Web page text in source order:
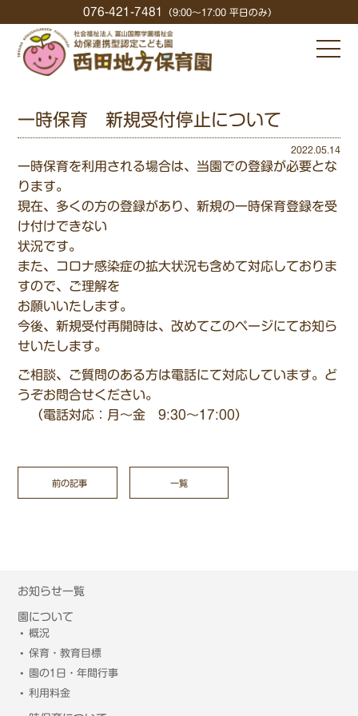
076-421-7481 （9:00〜17:00 平日のみ）
一時保育 新規受付停止について
2022.05.14
一時保育を利用される場合は、当園での登録が必要とな
ります。
現在、多くの方の登録があり、新規の一時保育登録を受
け付けできない
状況です。
また、コロナ感染症の拡大状況も含めて対応しておりま
すので、ご理解を
お願いいたします。
今後、新規受付再開時は、改めてこのページにてお知ら
せいたします。
ご相談、ご質問のある方は電話にて対応しています。ど
うぞお問合せください。
（電話対応：月～金 9:30～17:00）
前の記事 一覧
お知らせ一覧
園について
概況
保育・教育目標
園の1日・年間行事
利用料金